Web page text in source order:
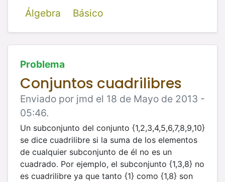
Álgebra Básico
Problema
Conjuntos cuadrilibres
Enviado por jmd el 18 de Mayo de 2013 -
05:46.
Un subconjunto del conjunto {1,2,3,4,5,6,7,8,9,10}
se dice cuadrilibre si la suma de los elementos
de cualquier subconjunto de él no es un
cuadrado. Por ejemplo, el subconjunto {1,3,8} no
es cuadrilibre ya que tanto {1} como {1,8} son